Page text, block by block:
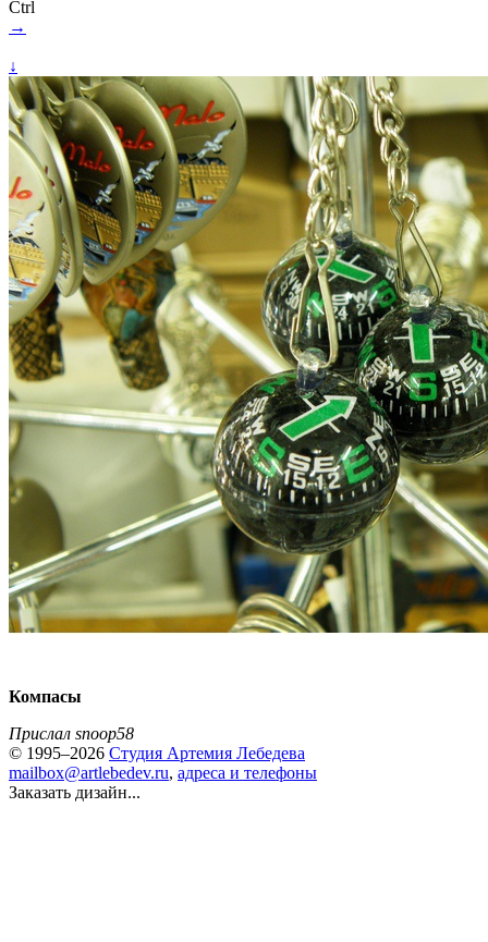
Ctrl
→
↓
Компасы
Прислал snoop58
© 1995–2026 Студия Артемия Лебедева
mailbox@artlebedev.ru, адреса и телефоны
Заказать дизайн...